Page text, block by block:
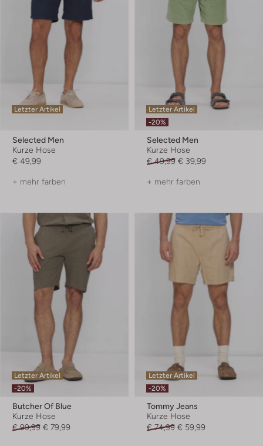
Letzter Artikel
Selected Men
Kurze Hose
€ 49,99
+ mehr farben
Letzter Artikel
-20%
Selected Men
Kurze Hose
€ 49,99 € 39,99
+ mehr farben
Letzter Artikel
-20%
Butcher Of Blue
Kurze Hose
€ 99,99 € 79,99
Letzter Artikel
-20%
Tommy Jeans
Kurze Hose
€ 74,99 € 59,99